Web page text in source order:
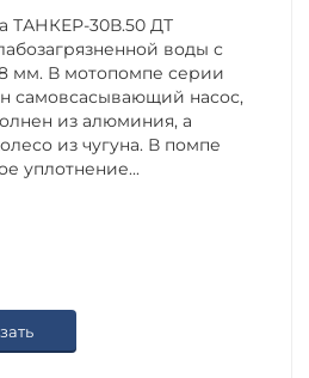
ТАНКЕР-30В.50 ДТ
воды с
мм. В мотопомпе серии
самовсасывающий насос,
из алюминия, а
из чугуна. В помпе
уплотнение...